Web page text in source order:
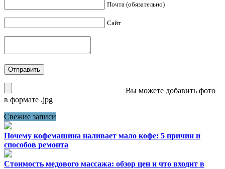
Почта (обязательно)
Сайт
Вы можете добавить фото
в формате .jpg
Свежие записи
Почему кофемашина наливает мало кофе: 5 причин и
способов ремонта
Стоимость медового массажа: обзор цен и что входит в